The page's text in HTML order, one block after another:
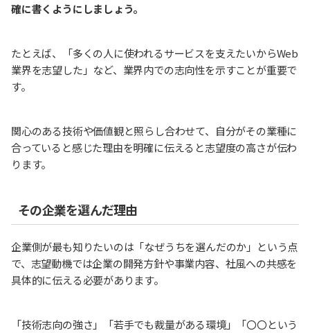
確に書くようにしましょう。
たとえば、「多くの人に使われるサービスを支えたいからWeb
業界を志望した」など、業界内での志向性を示すことが重要で
す。
関心のある技術や価値観と照らし合わせて、自分がその業種に
合っていると感じた理由を明確に伝えると志望度の高さが伝わ
ります。
その企業を選んだ理由
企業側が最も知りたいのは「なぜうちを選んだのか」という点
で、志望動機では企業の開発方針や事業内容、社風への共感を
具体的に伝える必要があります。
「技術志向の強さ」「若手でも裁量がある環境」「〇〇という